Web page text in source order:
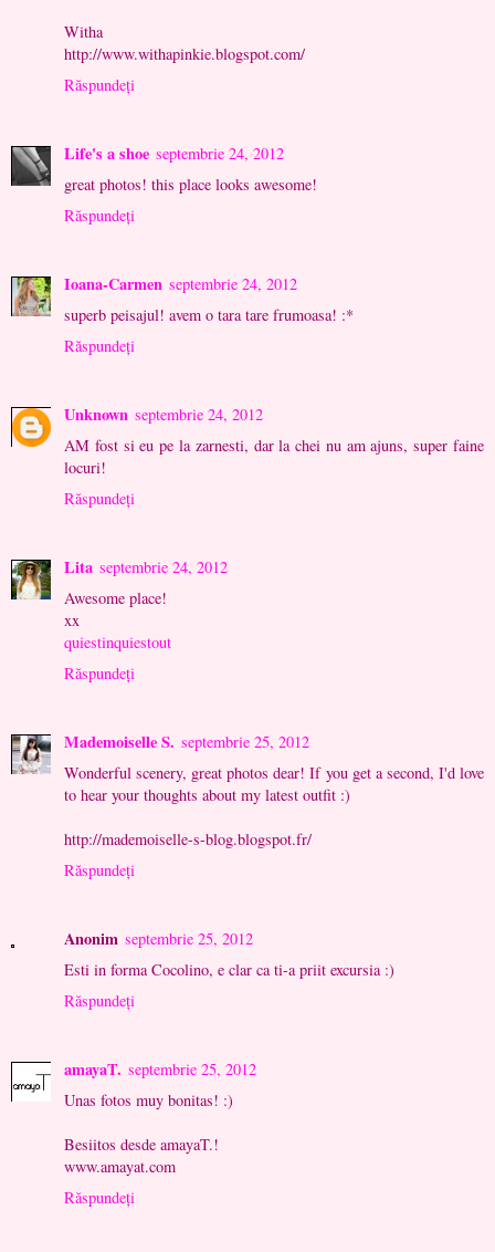
Witha
http://www.withapinkie.blogspot.com/
Răspundeți
Life's a shoe septembrie 24, 2012
great photos! this place looks awesome!
Răspundeți
Ioana-Carmen septembrie 24, 2012
superb peisajul! avem o tara tare frumoasa! :*
Răspundeți
Unknown septembrie 24, 2012
AM fost si eu pe la zarnesti, dar la chei nu am ajuns, super faine
locuri!
Răspundeți
Lita septembrie 24, 2012
Awesome place!
xx
quiestinquiestout
Răspundeți
Mademoiselle S. septembrie 25, 2012
Wonderful scenery, great photos dear! If you get a second, I'd love
to hear your thoughts about my latest outfit :)
http://mademoiselle-s-blog.blogspot.fr/
Răspundeți
Anonim septembrie 25, 2012
Esti in forma Cocolino, e clar ca ti-a priit excursia :)
Răspundeți
amayaT. septembrie 25, 2012
Unas fotos muy bonitas! :)
Besiitos desde amayaT.!
www.amayat.com
Răspundeți